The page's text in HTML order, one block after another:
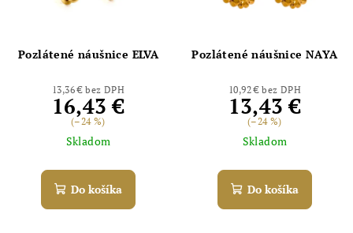
Pozlátené náušnice ELVA
13,36 € bez DPH
16,43 €
(–24 %)
Skladom
Do košíka
Pozlátené náušnice NAYA
10,92 € bez DPH
13,43 €
(–24 %)
Skladom
Do košíka